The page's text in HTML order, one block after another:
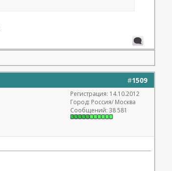
#1509
Регистрация: 14.10.2012
Город: Россия/ Москва
Сообщений: 38 581